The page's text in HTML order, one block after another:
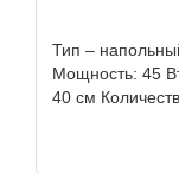
Тип –
Мощность: 45
40 см